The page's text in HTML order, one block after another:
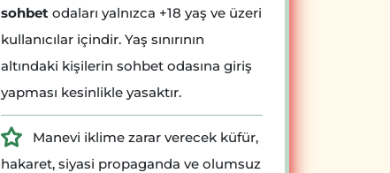
sohbet odaları yalnızca +18 yaş ve üzeri
kullanıcılar içindir. Yaş sınırının
altındaki kişilerin sohbet odasına giriş
yapması kesinlikle yasaktır.
Manevi iklime zarar verecek küfür,
hakaret, siyasi propaganda ve olumsuz